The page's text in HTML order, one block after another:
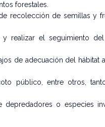
forestales.
recolección de semillas y
y realizar el seguimiento
de adecuación del hábitat
público, entre otros,
o especies